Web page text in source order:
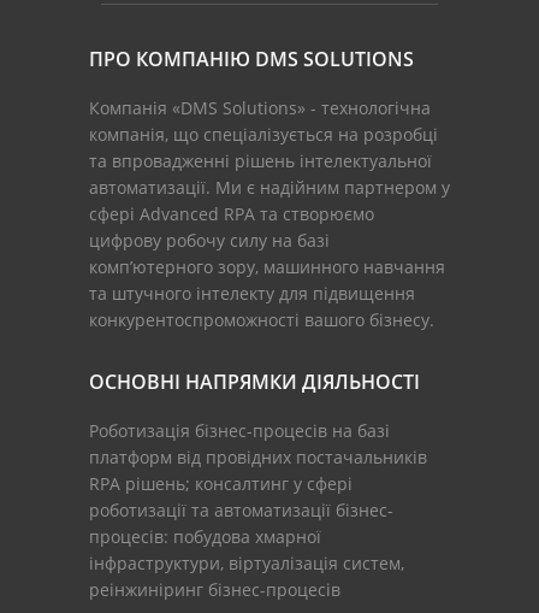
ПРО КОМПАНІЮ DMS SOLUTIONS
Компанія «DMS Solutions» - технологічна
компанія, що спеціалізується на розробці
та впровадженні рішень інтелектуальної
автоматизації. Ми є надійним партнером у
сфері Advanced RPA та створюємо
цифрову робочу силу на базі
комп’ютерного зору, машинного навчання
та штучного інтелекту для підвищення
конкурентоспроможності вашого бізнесу.
ОСНОВНІ НАПРЯМКИ ДІЯЛЬНОСТІ
Роботизація бізнес-процесів на базі
платформ від провідних постачальників
RPA рішень; консалтинг у сфері
роботизації та автоматизації бізнес-
процесів: побудова хмарної
інфраструктури, віртуалізація систем,
реінжиніринг бізнес-процесів